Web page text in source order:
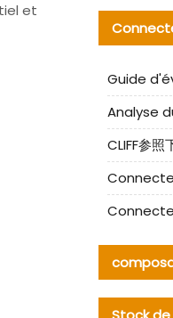
et